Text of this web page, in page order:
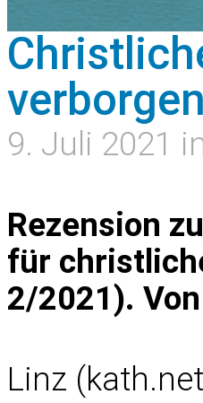
9. Juli 2021
Rezension
für
2/2021).
Linz